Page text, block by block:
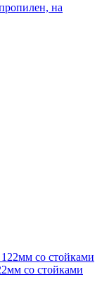
на
со стойками